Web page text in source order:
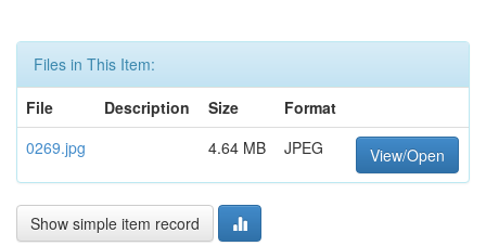
Files in This Item:
File
Description Size
Format
0269.jpg
4.64 MB JPEG View/Open
Show simple item record